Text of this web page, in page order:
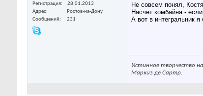
Регистрация
28.01.2013
Адрес
Ростов-на-Дону
Сообщений
231
Не совсем понял,
Насчет комбайна -
А вот в интегральник я
Истинное творчество
Маркиз де Сартр.